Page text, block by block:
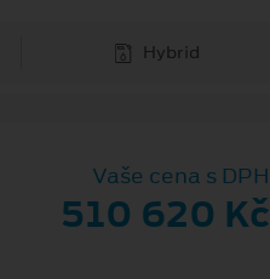
Hybrid
Vaše cena s DPH
510 620 Kč